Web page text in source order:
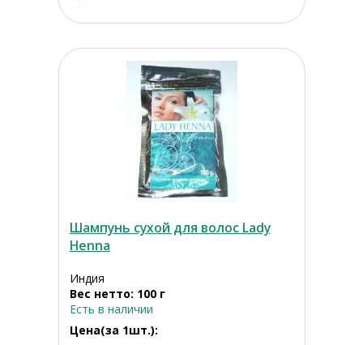
Шампунь сухой для волос Lady
Henna
Индия
Вес нетто: 100 г
Есть в наличии
Цена(за 1шт.):